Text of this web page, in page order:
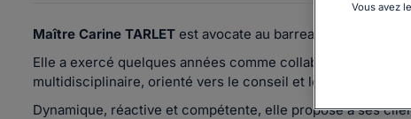
Maître Carine TARLET est avocate au barreau de Versailles
Elle a exercé quelques années comme collaboratrice au
multidisciplinaire, orienté vers le conseil et le contentieux,
Dynamique, réactive et compétente, elle propose à ses
Vous avez